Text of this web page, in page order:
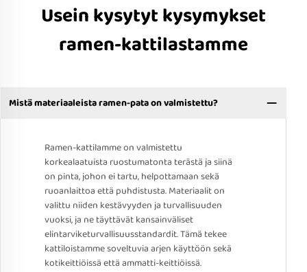
Usein kysytyt kysymykset
ramen-kattilastamme
Mistä materiaaleista ramen-pata on valmistettu?
Ramen-kattilamme on valmistettu
korkealaatuista ruostumatonta terästä ja siinä
on pinta, johon ei tartu, helpottamaan sekä
ruoanlaittoa että puhdistusta. Materiaalit on
valittu niiden kestävyyden ja turvallisuuden
vuoksi, ja ne täyttävät kansainväliset
elintarviketurvallisuusstandardit. Tämä tekee
kattiloistamme soveltuvia arjen käyttöön sekä
kotikeittiöissä että ammatti-keittiöissä.